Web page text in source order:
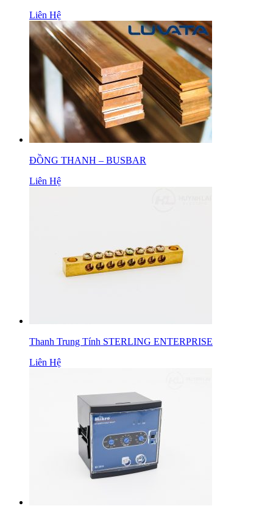
Liên Hệ
ĐỒNG THANH – BUSBAR
Liên Hệ
Thanh Trung Tính STERLING ENTERPRISE
Liên Hệ